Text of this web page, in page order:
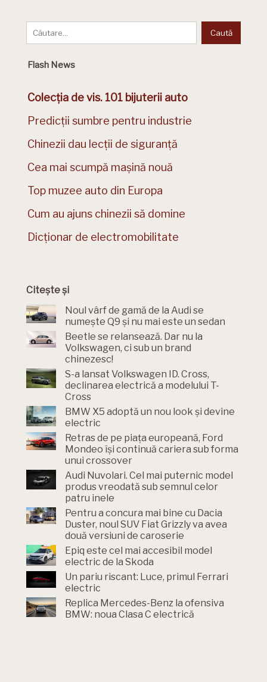
Flash News
Colecția de vis. 101 bijuterii auto
Predicții sumbre pentru industrie
Chinezii dau lecții de siguranță
Cea mai scumpă mașină nouă
Top muzee auto din Europa
Cum au ajuns chinezii să domine
Dicționar de electromobilitate
Citește și
Noul vârf de gamă de la Audi se
numește Q9 și nu mai este un sedan
Beetle se relansează. Dar nu la
Volkswagen, ci sub un brand
chinezesc!
S-a lansat Volkswagen ID. Cross,
declinarea electrică a modelului T-
Cross
BMW X5 adoptă un nou look și devine
electric
Retras de pe piața europeană, Ford
Mondeo își continuă cariera sub forma
unui crossover
Audi Nuvolari. Cel mai puternic model
produs vreodată sub semnul celor
patru inele
Pentru a concura mai bine cu Dacia
Duster, noul SUV Fiat Grizzly va avea
două versiuni de caroserie
Epiq este cel mai accesibil model
electric de la Skoda
Un pariu riscant: Luce, primul Ferrari
electric
Replica Mercedes-Benz la ofensiva
BMW: noua Clasa C electrică